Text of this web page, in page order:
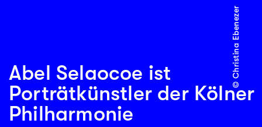
Abel Selaocoe ist
Porträtkünstler der Kölner
Philharmonie
© Christina Ebenezer